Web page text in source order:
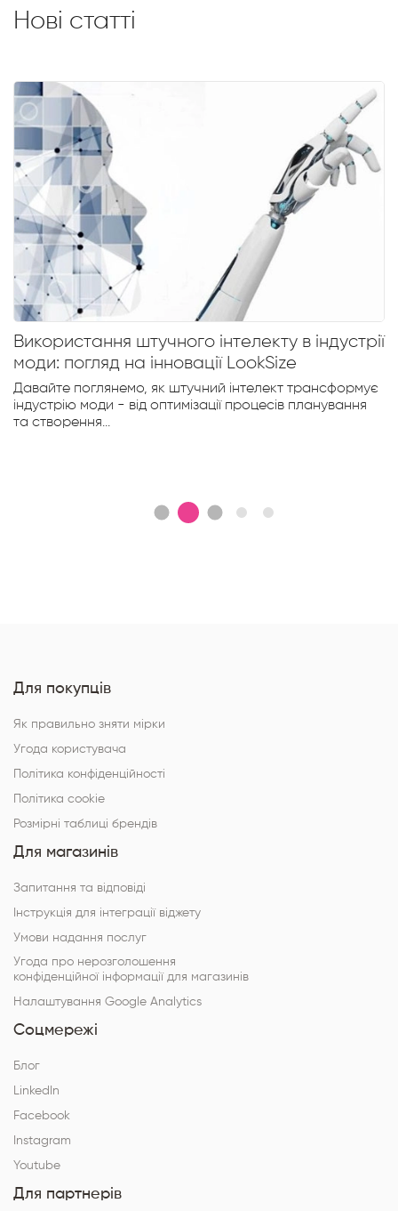
Нові статті
Використання штучного інтелекту в індустрії
моди: погляд на інновації LookSize
Давайте поглянемо, як штучний інтелект трансформує
індустрію моди - від оптимізації процесів планування
та створення...
Для покупців
Як правильно зняти мірки
Угода користувача
Політика конфіденційності
Політика cookie
Розмірні таблиці брендів
Для магазинів
Запитання та відповіді
Інструкція для інтеграції віджету
Умови надання послуг
Угода про нерозголошення
конфіденційної інформації для магазинів
Налаштування Google Analytics
Соцмережі
Блог
LinkedIn
Facebook
Instagram
Youtube
Для партнерів